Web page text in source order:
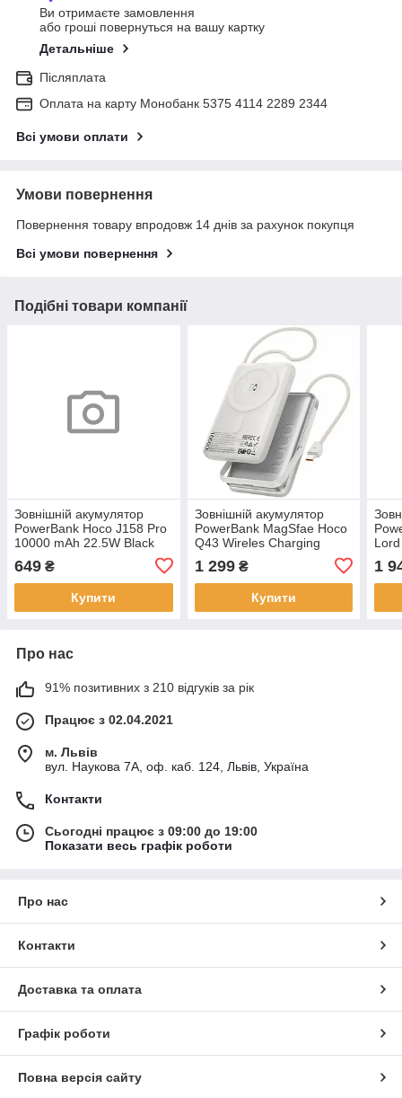
Ви отримаєте замовлення
або гроші повернуться на вашу картку
Детальніше
Післяплата
Оплата на карту Монобанк 5375 4114 2289 2344
Всі умови оплати
Умови повернення
Повернення товару впродовж 14 днів за рахунок покупця
Всі умови повернення
Подібні товари компанії
Зовнішній акумулятор
PowerBank Hoco J158 Pro
10000 mAh 22.5W Black
649 ₴
Купити
Зовнішній акумулятор
PowerBank MagSfae Hoco
Q43 Wireles Charging
1 299₴
Купити
1
Про нас
91% позитивних з 210 відгуків за рік
Працює з 02.04.2021
м. Львів
вул. Наукова 7А, оф. каб. 124, Львів, Україна
Контакти
Сьогодні працює з 09:00 до 19:00
Показати весь графік роботи
Про нас
Контакти
Доставка та оплата
Графік роботи
Повна версія сайту